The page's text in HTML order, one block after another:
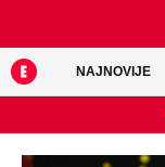
NAJNOVIJE